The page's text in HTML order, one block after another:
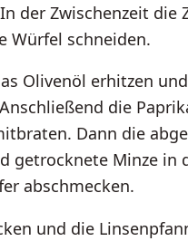
der Zwischenzeit die
Würfel schneiden.
Olivenöl erhitzen
die
Dann die
getrocknete Minze in
abschmecken.
und die